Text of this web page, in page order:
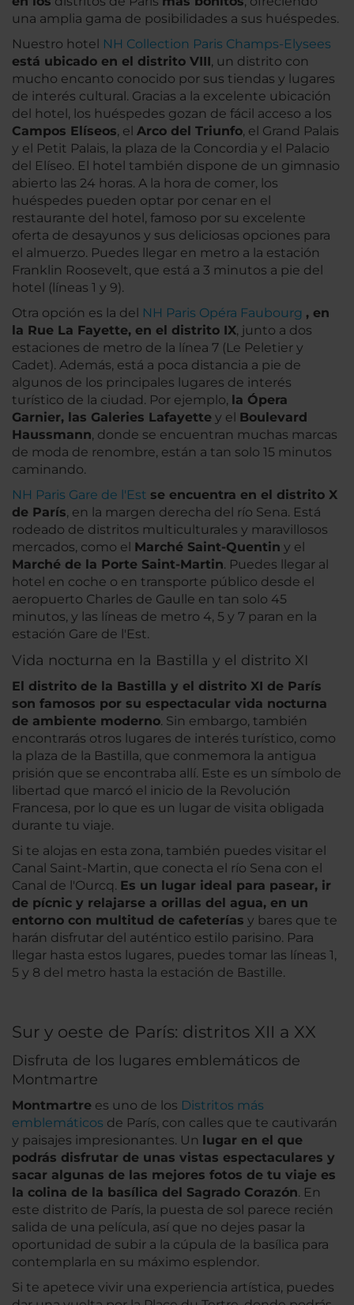
una amplia gama de posibilidades a sus huéspedes.
Nuestro hotel NH Collection Paris Champs-Elysees
está ubicado en el distrito VIII, un distrito con
mucho encanto conocido por sus tiendas y lugares
de interés cultural. Gracias a la excelente ubicación
del hotel, los huéspedes gozan de fácil acceso a los
Campos Elíseos, el Arco del Triunfo, el Grand Palais
y el Petit Palais, la plaza de la Concordia y el Palacio
del Elíseo. El hotel también dispone de un gimnasio
abierto las 24 horas. A la hora de comer, los
huéspedes pueden optar por cenar en el
restaurante del hotel, famoso por su excelente
oferta de desayunos y sus deliciosas opciones para
el almuerzo. Puedes llegar en metro a la estación
Franklin Roosevelt, que está a 3 minutos a pie del
hotel (líneas 1 y 9).
Otra opción es la del NH Paris Opéra Faubourg , en
la Rue La Fayette, en el distrito IX, junto a dos
estaciones de metro de la línea 7 (Le Peletier y
Cadet). Además, está a poca distancia a pie de
algunos de los principales lugares de interés
turístico de la ciudad. Por ejemplo, la Ópera
Garnier, las Galeries Lafayette y el Boulevard
Haussmann, donde se encuentran muchas marcas
de moda de renombre, están a tan solo 15 minutos
caminando.
NH Paris Gare de l'Est se encuentra en el distrito X
de París, en la margen derecha del río Sena. Está
rodeado de distritos multiculturales y maravillosos
mercados, como el Marché Saint-Quentin y el
Marché de la Porte Saint-Martin. Puedes llegar al
hotel en coche o en transporte público desde el
aeropuerto Charles de Gaulle en tan solo 45
minutos, y las líneas de metro 4, 5 y 7 paran en la
estación Gare de l'Est.
Vida nocturna en la Bastilla y el distrito XI
El distrito de la Bastilla y el distrito XI de París
son famosos por su espectacular vida nocturna
de ambiente moderno. Sin embargo, también
encontrarás otros lugares de interés turístico, como
la plaza de la Bastilla, que conmemora la antigua
prisión que se encontraba allí. Este es un símbolo de
libertad que marcó el inicio de la Revolución
Francesa, por lo que es un lugar de visita obligada
durante tu viaje.
Si te alojas en esta zona, también puedes visitar el
Canal Saint-Martin, que conecta el río Sena con el
Canal de l'Ourcq. Es un lugar ideal para pasear, ir
de pícnic y relajarse a orillas del agua, en un
entorno con multitud de cafeterías y bares que te
harán disfrutar del auténtico estilo parisino. Para
llegar hasta estos lugares, puedes tomar las líneas 1,
5 y 8 del metro hasta la estación de Bastille.
Sur y oeste de París: distritos XII a XX
Disfruta de los lugares emblemáticos de
Montmartre
Montmartre es uno de los Distritos más
emblemáticos de París, con calles que te cautivarán
y paisajes impresionantes. Un lugar en el que
podrás disfrutar de unas vistas espectaculares y
sacar algunas de las mejores fotos de tu viaje es
la colina de la basílica del Sagrado Corazón. En
este distrito de París, la puesta de sol parece recién
salida de una película, así que no dejes pasar la
oportunidad de subir a la cúpula de la basílica para
contemplarla en su máximo esplendor.
Si te apetece vivir una experiencia artística, puedes